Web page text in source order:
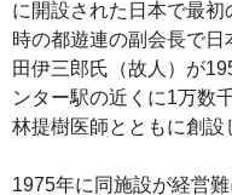
に開設された日本で最
時の都遊連の副会長で
田伊三郎氏（故人）が
ンター駅の近くに1万数
林提樹医師とともに創設
1975年に同施設が経営